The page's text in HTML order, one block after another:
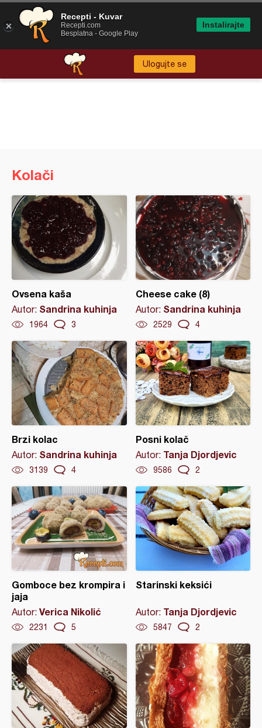
Ulogujte se
Kolači
Ovsena kaša
Autor: Sandrina kuhinja
1964 3
Cheese cake (8)
Autor: Sandrina kuhinja
2529 4
Brzi kolac
Autor: Sandrina kuhinja
3139 4
Posni kolač
Autor: Tanja Djordjevic
9586 2
Gomboce bez krompira i
jaja
Autor: Verica Nikolić
2231 5
Starinski keksići
Autor: Tanja Djordjevic
5847 2
Recepti - Kuvar
Recepti.com
Besplatna - Google Play
Instalirajte